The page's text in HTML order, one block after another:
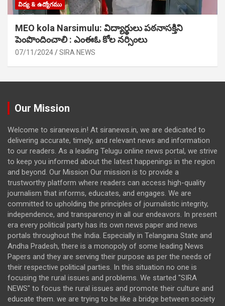
విద్య & ఉద్యోగము
MEO kola Narsimulu: విద్యార్థులు పఠ‌నాసక్తిని
పెంపొందించాలి : ఎంఈఓ కోల నర్సింలు
07/11/2024 SIRA NEWS
Our Mission
Welcome to siranews.in! At siranews.in, we are dedicated to
delivering accurate, timely, and relevant news and information
to our readers. As a leading Telugu online news portal, we strive
to keep you informed about the latest happenings in the region
and beyond. Our Mission Our mission is to provide a
trustworthy platform where readers can access high-quality
journalism that informs, educates, and engages. We are
committed to upholding the principles of journalistic integrity,
independence, and transparency in all our endeavors. In present
era every political party has its own news paper and news
portals throughout the India. Especially in Telangana State and
Andha Pradesh, there is a monopoly of some leading News
Papers and they are serving their purpose as per the needs of
their respective political parties. In this situation no one is
focusing the rural issues and problems. We started "SIRA
NEWS" to focus the rural issues and promote their culture and
educate them. we are trying to be like a bridge between society